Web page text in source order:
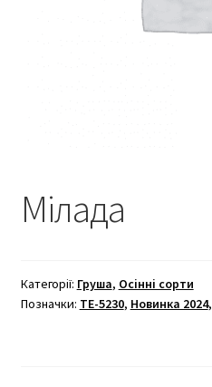
Мілада
Категорії: Груша, Осінні сорти
Позначки: TE-5230, Новинка 2024,